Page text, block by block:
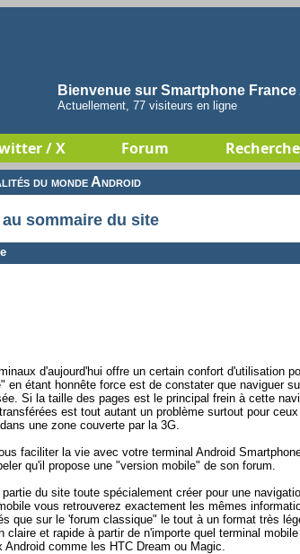
Bienvenue sur Smartphone
Actuellement, 77 visiteurs en ligne
/ X Forum Recherche
du monde Android
sommaire du site
d'aujourd'hui offre un certain confort d'utilisation
en étant honnête force est de constater que naviguer
Si la taille des pages est le principal frein à cette
est tout autant un problème surtout pour
une zone couverte par la 3G.
faciliter la vie avec votre terminal Android
qu'il propose une "version mobile" de son forum.
du site toute spécialement créer pour une
vous retrouverez exactement les mêmes
que sur le 'forum classique" le tout à un format très
claire et rapide à partir de n'importe quel terminal
Android comme les HTC Dream ou Magic.